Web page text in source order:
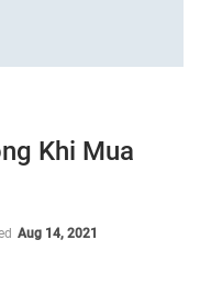
Khi Mua
Aug 14, 2021